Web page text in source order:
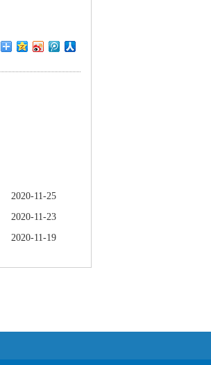
2020-11-25
2020-11-23
2020-11-19